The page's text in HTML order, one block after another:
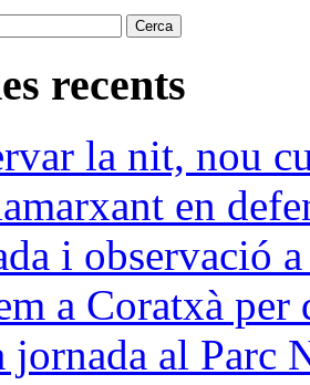
recents
la nit, nou
en
i observació
a Coratxà per
jornada al Parc